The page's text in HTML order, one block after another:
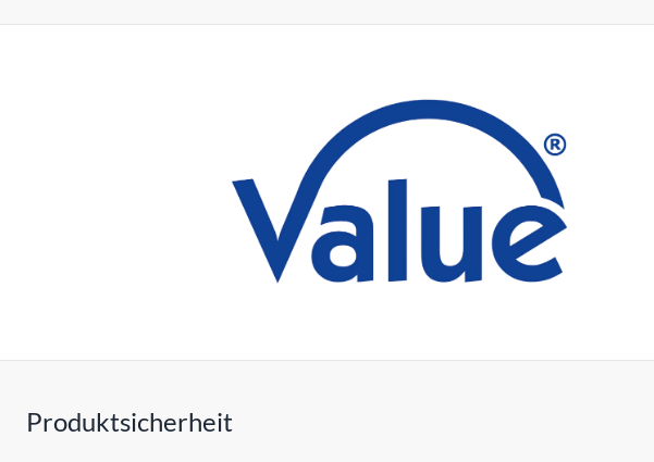
Produktsicherheit